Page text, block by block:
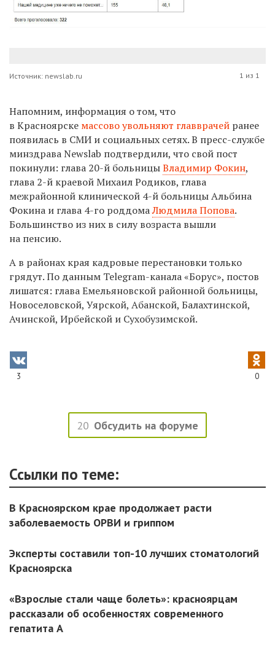
Источник: newslab.ru 1 из 1
Напомним, информация о том, что
в Красноярске массово увольняют главврачей ранее
появилась в СМИ и социальных сетях. В пресс-службе
минздрава Newslab подтвердили, что свой пост
покинули: глава 20-й больницыВладимир Фокин,
глава 2-й краевой Михаил Родиков, глава
межрайонной клинической 4-й больницы Альбина
Фокина и глава 4-го роддомаЛюдмила Попова.
Большинство из них в силу возраста вышли
на пенсию.
А в районах края кадровые перестановки только
грядут. По данным Telegram-канала «Борус», постов
лишатся: глава Емельяновской районной больницы,
Новоселовской, Уярской, Абанской, Балахтинской,
Ачинской, Ирбейской и Сухобузимской.
3 0
20 Обсудить на форуме
Ссылки по теме:
В Красноярском крае продолжает расти
заболеваемость ОРВИ и гриппом
Эксперты составили топ-10 лучших стоматологий
Красноярска
«Взрослые стали чаще болеть»: красноярцам
рассказали об особенностях современного
гепатита А